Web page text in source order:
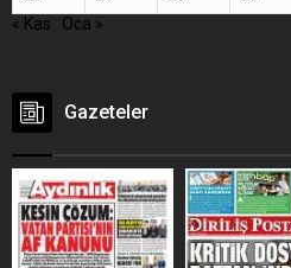
« Kas
Oca »
Gazeteler